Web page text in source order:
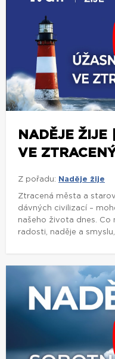
NADĚJE ŽIJE
VE
Z pořadu: Naděje žije
Ztracená města a
dávných civilizací –
našeho života dnes.
radosti, naděje a